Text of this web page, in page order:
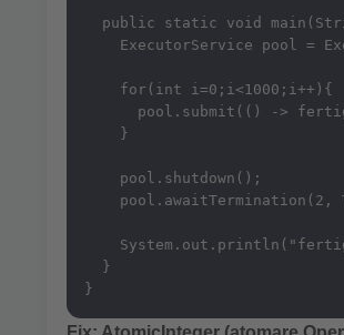
public static void
ExecutorService pool =
    for(int i=0;i<1000;i++){
pool.submit(() ->
    }
    pool.shutdown();
pool.awaitTermination(2,
  }
}